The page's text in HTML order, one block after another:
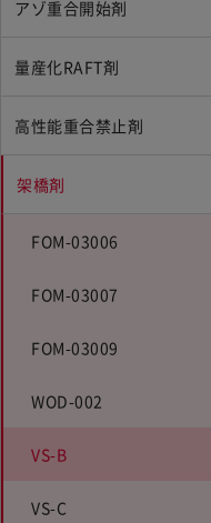
アゾ重合開始剤
量産化RAFT剤
高性能重合禁止剤
架橋剤
FOM-03006
FOM-03007
FOM-03009
WOD-002
VS-B
VS-C